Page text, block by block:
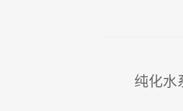
纯化水